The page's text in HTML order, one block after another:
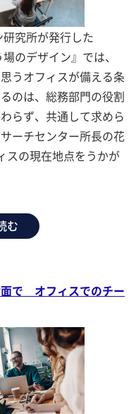
究所が発行した
のデザイン』では、
うオフィスが備える条
のは、総務部門の役割
らず、共通して求めら
ーチセンター所長の花
スの現在地点をうかが
む
面で オフィスでのチー